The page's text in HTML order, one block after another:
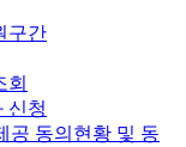
구간
회
신청
공 동의현황 및 동